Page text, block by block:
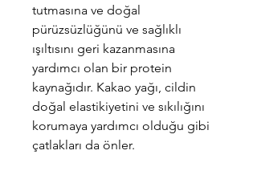
tutmasına ve doğal
pürüzsüzlüğünü ve sağlıklı
ışıltısını geri kazanmasına
yardımcı olan bir protein
kaynağıdır. Kakao yağı, cildin
doğal elastikiyetini ve sıkılığını
korumaya yardımcı olduğu gibi
çatlakları da önler.